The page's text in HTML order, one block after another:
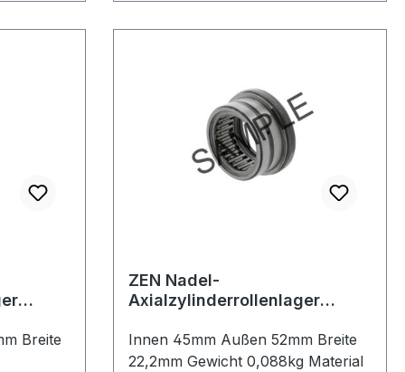
Breite
ZEN Nadel-
Axialzylinderrollenlager
Innen 45mm Außen 52mm Breite
22,2mm Gewicht 0,088kg Material